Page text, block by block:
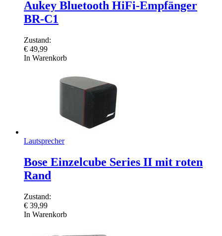
Aukey Bluetooth HiFi-Empfänger
BR-C1
Zustand:
€ 49,99
In Warenkorb
Lautsprecher
Bose Einzelcube Series II mit roten
Rand
Zustand:
€ 39,99
In Warenkorb